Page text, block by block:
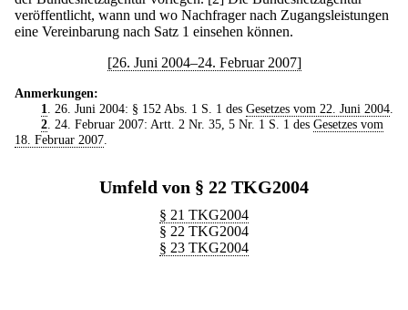
veröffentlicht, wann und wo Nachfrager nach Zugangsleistungen
eine Vereinbarung nach Satz 1 einsehen können.
[26. Juni 2004–24. Februar 2007]
Anmerkungen:
1
. 26. Juni 2004: § 152 Abs. 1 S. 1 des Gesetzes vom 22. Juni 2004.
2. 24. Februar 2007: Artt. 2 Nr. 35, 5 Nr. 1 S. 1 des Gesetzes vom
18. Februar 2007
Umfeld von § 22 TKG2004
§ 21 TKG2004
§ 22 TKG2004
§ 23 TKG2004